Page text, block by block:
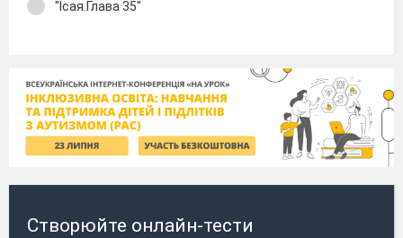
"Ісая.Глава 35"
Створюйте онлайн-тести